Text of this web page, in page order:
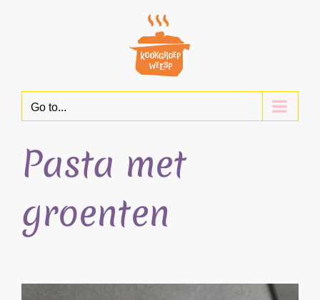
Go to...
Pasta met
groenten